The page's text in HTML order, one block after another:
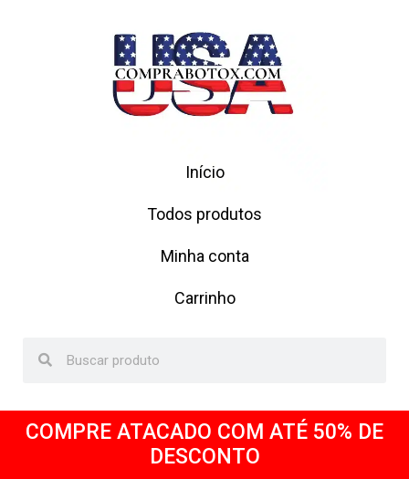
Início
Todos produtos
Minha conta
Carrinho
COMPRE ATACADO COM ATÉ 50% DE
DESCONTO